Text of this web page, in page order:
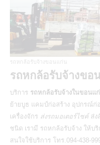
รถหกล้อรับจ้างขอนแก่น
รถหกล้อรับจ้างขอ
บริการ รถหกล้อรับจ้างในขอนแ
ย้ายบูธ แคมป์ก่อสร้าง อุปกรณ์ก่
เครื่องจักร ส่งรถมอเตอร์ไซค์ ส่ง
ชนิด เรามี รถหกล้อรับจ้าง ให้บริ
สนใจใช้บริการ โทร.094-438-